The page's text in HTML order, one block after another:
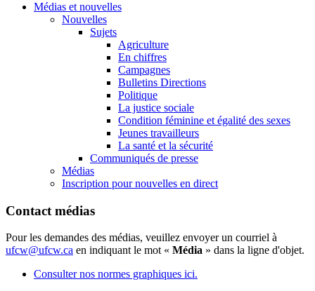
Médias et nouvelles
Nouvelles
Sujets
Agriculture
En chiffres
Campagnes
Bulletins Directions
Politique
La justice sociale
Condition féminine et égalité des sexes
Jeunes travailleurs
La santé et la sécurité
Communiqués de presse
Médias
Inscription pour nouvelles en direct
Contact médias
Pour les demandes des médias, veuillez envoyer un courriel à
ufcw@ufcw.ca en indiquant le mot « Média » dans la ligne d'objet.
Consulter nos normes graphiques ici.